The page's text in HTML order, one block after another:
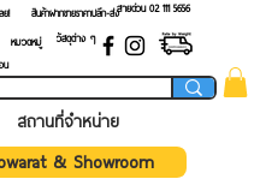
ย! สายด่วน 02 ​111 5656
สินค้าฝากขายราคาปลีก-ส่ง
หมวดหมู่
วัสดุต่าง ๆ
น
สถานที่จำหน่าย
&​ Showroom